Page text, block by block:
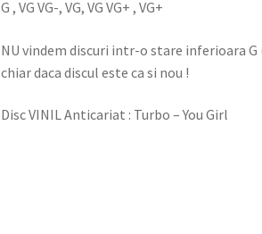
G , VG VG-, VG, VG VG+ , VG+
NU vindem discuri intr-o stare inferioara
chiar daca discul este ca si nou !
Disc VINIL Anticariat : Turbo – You Girl